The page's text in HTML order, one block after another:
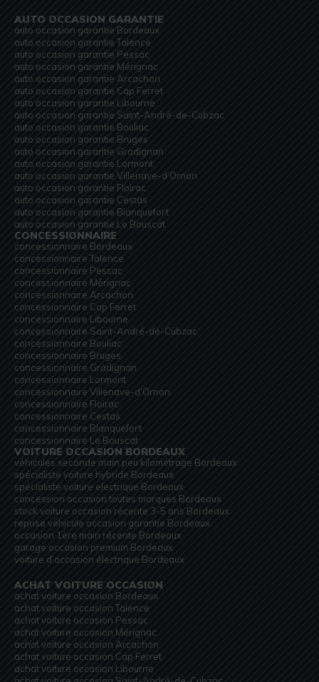
AUTO OCCASION GARANTIE
auto occasion garantie Bordeaux
auto occasion garantie Talence
auto occasion garantie Pessac
auto occasion garantie Mérignac
auto occasion garantie Arcachon
auto occasion garantie Cap Ferret
auto occasion garantie Libourne
auto occasion garantie Saint-André-de-Cubzac
auto occasion garantie Bouliac
auto occasion garantie Bruges
auto occasion garantie Gradignan
auto occasion garantie Lormont
auto occasion garantie Villenave-d’Ornon
auto occasion garantie Floirac
auto occasion garantie Cestas
auto occasion garantie Blanquefort
auto occasion garantie Le Bouscat
CONCESSIONNAIRE
concessionnaire Bordeaux
concessionnaire Talence
concessionnaire Pessac
concessionnaire Mérignac
concessionnaire Arcachon
concessionnaire Cap Ferret
concessionnaire Libourne
concessionnaire Saint-André-de-Cubzac
concessionnaire Bouliac
concessionnaire Bruges
concessionnaire Gradignan
concessionnaire Lormont
concessionnaire Villenave-d’Ornon
concessionnaire Floirac
concessionnaire Cestas
concessionnaire Blanquefort
concessionnaire Le Bouscat
VOITURE OCCASION BORDEAUX
véhicules seconde main peu kilométrage Bordeaux
spécialiste voiture hybride Bordeaux
spécialiste voiture electrique Bordeaux
concession occasion toutes marques Bordeaux
stock voiture occasion récente 3-5 ans Bordeaux
reprise véhicule occasion garantie Bordeaux
occasion 1ère main récente Bordeaux
garage occasion premium Bordeaux
voiture d’occasion électrique Bordeaux
ACHAT VOITURE OCCASION
achat voiture occasion Bordeaux
achat voiture occasion Talence
achat voiture occasion Pessac
achat voiture occasion Mérignac
achat voiture occasion Arcachon
achat voiture occasion Cap Ferret
achat voiture occasion Libourne